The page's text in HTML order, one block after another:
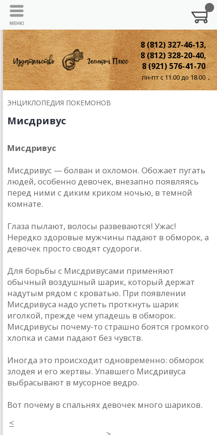
8 (812) 327-46-13,
8 (812) 328-20-40,
8 (921) 576-41-70
пн-пт с 11.00 до 18.00
ЭНЦИКЛОПЕДИЯ ПОКЕМОНОВ
Мисдривус
Мисдривус
Мисдривус — болван и охломон. Обожает пугать
людей, особенно девочек, внезапно появляясь
перед ними с диким криком ночью, в темной
комнате.
Глаза пылают, волосы развеваются! Ужас!
Нередко здоровые мужчины падают в обморок, а
девочек просто сводят судороги.
Для борьбы с Мисдривусами применяют
обычный воздушный шарик, который держат
надутым рядом с кроватью. При появлении
Мисдривуса надо успеть проткнуть шарик
иголкой, прежде чем упадешь в обморок.
Мисдривусы почему-то страшно боятся громкого
хлопка и сами падают без чувств.
Иногда это происходит одновременно: обморок
злодея и его жертвы. Упавшего Мисдривуса
выбрасывают в мусорное ведро.
Вот почему в спальнях девочек много шариков.
<